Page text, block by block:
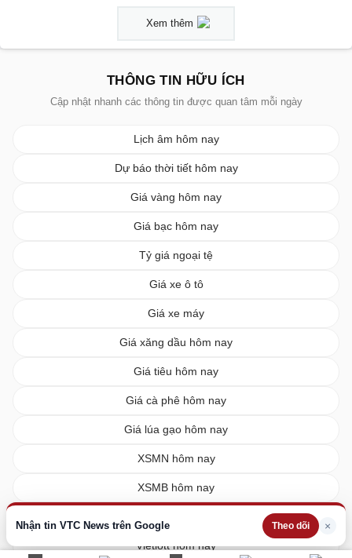
Nhận tin VTC News trên Google Theo dõi ×
Xem thêm
THÔNG TIN HỮU ÍCH
Cập nhật nhanh các thông tin được quan tâm mỗi ngày
Lịch âm hôm nay
Dự báo thời tiết hôm nay
Giá vàng hôm nay
Giá bạc hôm nay
Tỷ giá ngoại tệ
Giá xe ô tô
Giá xe máy
Giá xăng dầu hôm nay
Giá tiêu hôm nay
Giá cà phê hôm nay
Giá lúa gạo hôm nay
XSMN hôm nay
XSMB hôm nay
Vietlott hôm nay